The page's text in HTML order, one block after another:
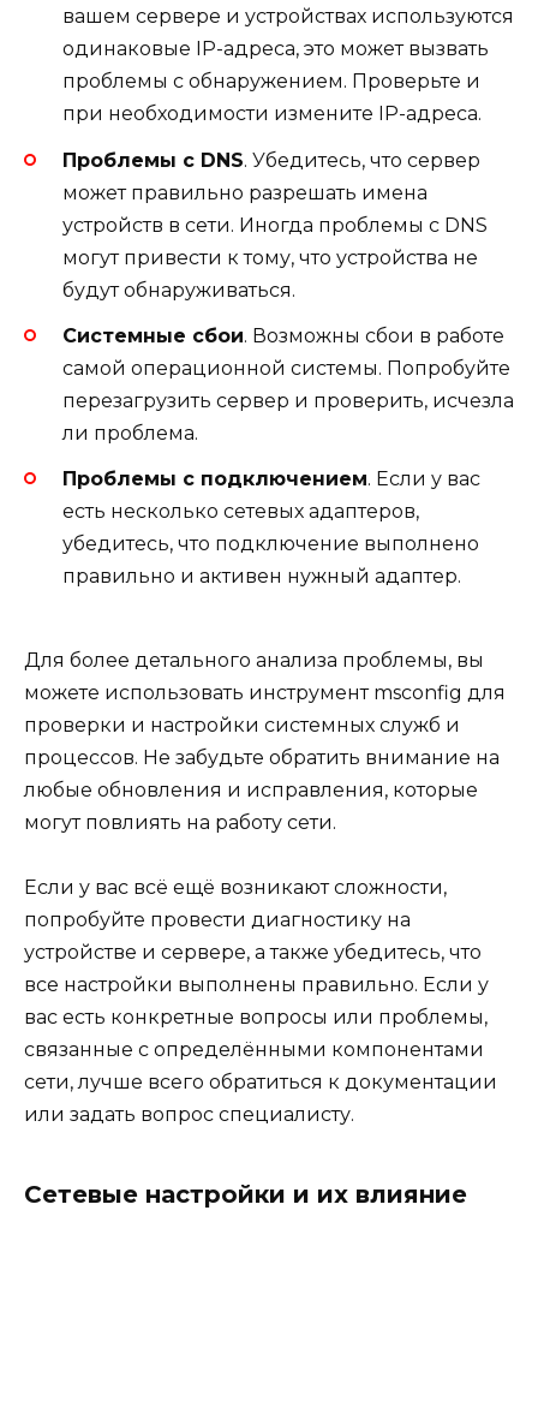
вашем сервере и устройствах используются
одинаковые IP-адреса, это может вызвать
проблемы с обнаружением. Проверьте и
при необходимости измените IP-адреса.
Проблемы с DNS. Убедитесь, что сервер
может правильно разрешать имена
устройств в сети. Иногда проблемы с DNS
могут привести к тому, что устройства не
будут обнаруживаться.
Системные сбои. Возможны сбои в работе
самой операционной системы. Попробуйте
перезагрузить сервер и проверить, исчезла
ли проблема.
Проблемы с подключением. Если у вас
есть несколько сетевых адаптеров,
убедитесь, что подключение выполнено
правильно и активен нужный адаптер.
Для более детального анализа проблемы, вы
можете использовать инструмент msconfig для
проверки и настройки системных служб и
процессов. Не забудьте обратить внимание на
любые обновления и исправления, которые
могут повлиять на работу сети.
Если у вас всё ещё возникают сложности,
попробуйте провести диагностику на
устройстве и сервере, а также убедитесь, что
все настройки выполнены правильно. Если у
вас есть конкретные вопросы или проблемы,
связанные с определёнными компонентами
сети, лучше всего обратиться к документации
или задать вопрос специалисту.
Сетевые настройки и их влияние